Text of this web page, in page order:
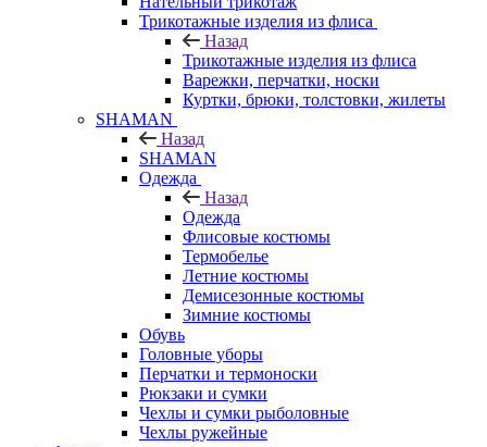
Трикотажные изделия из флиса
Назад
Трикотажные изделия из флиса
Варежки, перчатки, носки
Куртки, брюки, толстовки, жилеты
SHAMAN
Назад
SHAMAN
Одежда
Назад
Одежда
Флисовые костюмы
Термобелье
Летние костюмы
Демисезонные костюмы
Зимние костюмы
Обувь
Головные уборы
Перчатки и термоноски
Рюкзаки и сумки
Чехлы и сумки рыболовные
Чехлы ружейные